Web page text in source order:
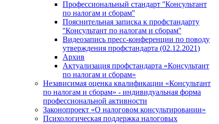
Профессиональный стандарт ''Консультант
по налогам и сборам''
Пояснительная записка к профстандарту
''Консультант по налогам и сборам''
Видеозапись пресс-конференции по поводу
утверждения профстандарта (02.12.2021)
Архив
Актуализация профстандарта «Консультант
по налогам и сборам»
Независимая оценка квалификации «Консультант
по налогам и сборам» - индивидуальная форма
профессиональной активности
Законопроект «О налоговом консультировании»
Психологическая поддержка налоговых